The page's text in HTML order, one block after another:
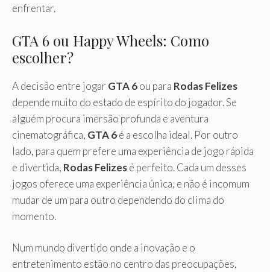
enfrentar.
GTA 6 ou Happy Wheels: Como
escolher?
A decisão entre jogar GTA 6ou para Rodas Felizes
depende muito do estado de espírito do jogador. Se
alguém procura imersão profunda e aventura
cinematográfica, GTA 6é a escolha ideal. Por outro
lado, para quem prefere uma experiência de jogo rápida
e divertida, Rodas Felizesé perfeito. Cada um desses
jogos oferece uma experiência única, e não é incomum
mudar de um para outro dependendo do clima do
momento.
Num mundo divertido onde a inovação e o
entretenimento estão no centro das preocupações,